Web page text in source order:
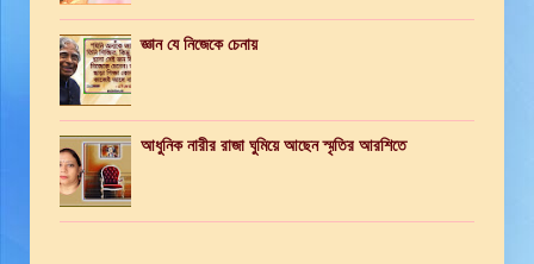
জ্ঞান যে নিজেকে চেনায়
আধুনিক নারীর রাজা ঘুমিয়ে আছেন স্মৃতির আরশিতে